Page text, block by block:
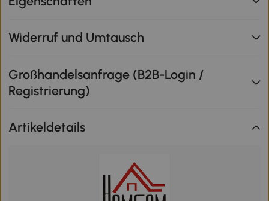
Widerruf und Umtausch
Großhandelsanfrage (B2B-Login /
Registrierung)
Artikeldetails